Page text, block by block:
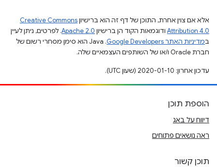
אלא אם צוין אחרת, התוכן של דף זה הוא ברישיוןCreative Commons
Attribution 4.0 ודוגמאות הקוד הן ברישיון Apache 2.0. לפרטים, ניתן לעיין
במדיניות האתר Google Developers‏
.‏ Java הוא סימן מסחרי רשום של
חברת Oracle ו/או של השותפים העצמאיים שלה.
עדכון אחרון: 2020-01-10 (שעון UTC).
הוספת תוכן
דיווח על באג
ראה נושאים פתוחים
תוכן קשור